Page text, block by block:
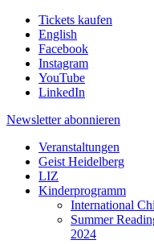
Tickets kaufen
English
Facebook
Instagram
YouTube
LinkedIn
Newsletter abonnieren
Veranstaltungen
Geist Heidelberg
LIZ
Kinderprogramm
International
Summer
2024